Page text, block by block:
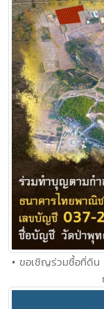
• ขอเชิญร่วมซื้อที่ดิน